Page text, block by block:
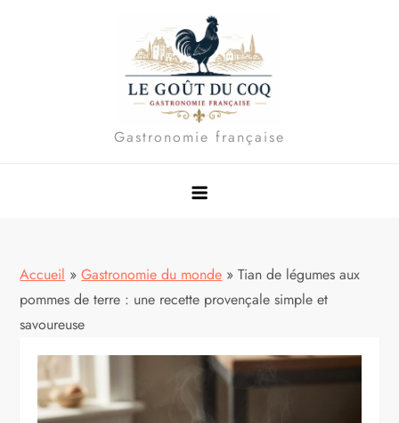
Gastronomie française
Accueil » Gastronomie du monde » Tian de légumes aux
pommes de terre : une recette provençale simple et
savoureuse